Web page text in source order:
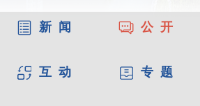
新 闻 公 开
互 动 专 题